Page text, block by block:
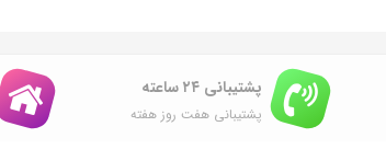
پشتیبانی ۲۴ ساعته
پشتیبانی هفت روز هفته